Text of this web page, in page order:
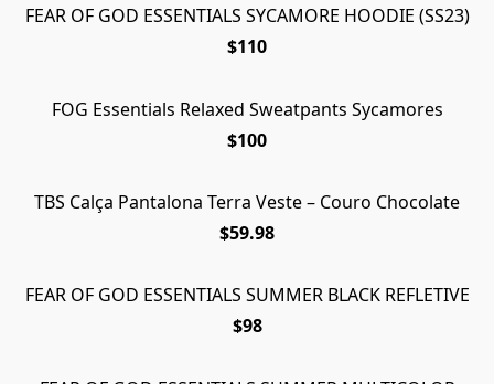
FEAR OF GOD ESSENTIALS SYCAMORE HOODIE (SS23)
$110
FOG Essentials Relaxed Sweatpants Sycamores
$100
TBS Calça Pantalona Terra Veste – Couro Chocolate
$59.98
FEAR OF GOD ESSENTIALS SUMMER BLACK REFLETIVE
$98